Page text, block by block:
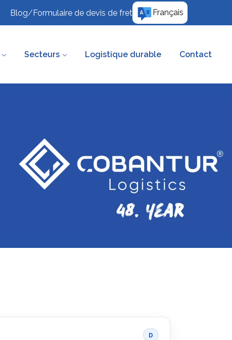
Blog/Formulaire de devis de fret Français
Secteurs Logistique durable Contact
D